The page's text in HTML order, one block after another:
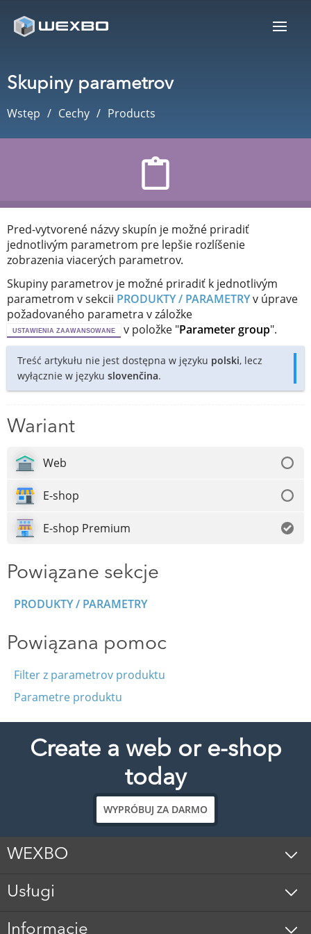
Skupiny parametrov
Wstęp Cechy Products
Pred-vytvorené názvy skupín je možné priradiť
jednotlivým parametrom pre lepšie rozlíšenie
zobrazenia viacerých parametrov.
Skupiny parametrov je možné priradiť k jednotlivým
parametrom v sekcii PRODUKTY / PARAMETRYv úprave
požadovaného parametra v záložke
USTAWIENIA ZAAWANSOWANE v položke "Parameter group".
Treść artykułu nie jest dostępna w języku polski, lecz
wyłącznie w języku slovenčina.
Wariant
Web
E-shop
E-shop Premium
Powiązane sekcje
PRODUKTY / PARAMETRY
Powiązana pomoc
Filter z parametrov produktu
Parametre produktu
Create a web or e-shop
today
WYPRÓBUJ ZA DARMO
WEXBO
Usługi
Informacje